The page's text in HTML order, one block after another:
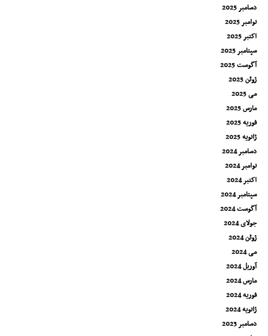
دسامبر 2025
نوامبر 2025
اکتبر 2025
سپتامبر 2025
آگوست 2025
ژوئن 2025
می 2025
مارس 2025
فوریه 2025
ژانویه 2025
دسامبر 2024
نوامبر 2024
اکتبر 2024
سپتامبر 2024
آگوست 2024
جولای 2024
ژوئن 2024
می 2024
آوریل 2024
مارس 2024
فوریه 2024
ژانویه 2024
دسامبر 2023